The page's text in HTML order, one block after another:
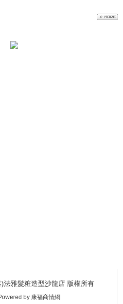
法雅髮粧造型沙龍店 版權所有
by 康福商情網